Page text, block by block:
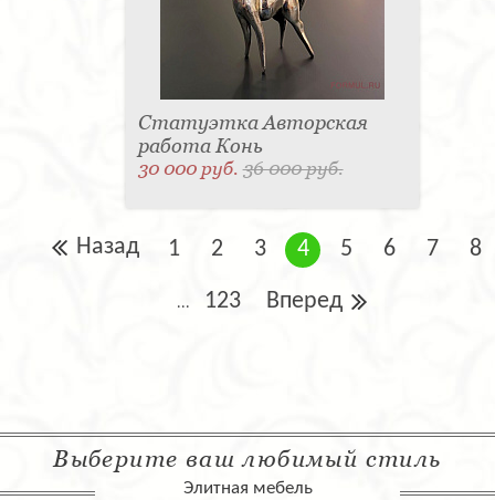
Статуэтка Авторская
работа Конь
30 000 руб.36 000 руб.
Назад 1 2 3 4 5 6 7 8
... 123 Вперед
Выберите ваш любимый стиль
Элитная мебель